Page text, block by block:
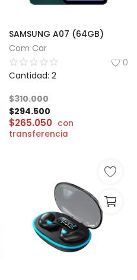
SAMSUNG A07 (64GB)
Com Car
0
Cantidad: 2
$310.000
$294.500
$265.050 con
transferencia